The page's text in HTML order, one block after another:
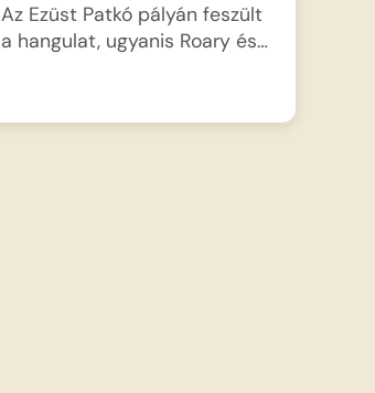
Az Ezüst Patkó pályán feszült
a hangulat, ugyanis Roary és…